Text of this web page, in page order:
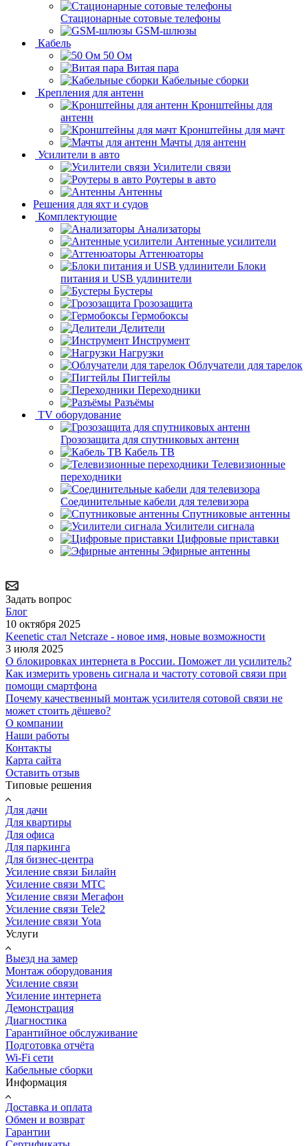
Стационарные сотовые телефоны
GSM-шлюзы
Кабель
50 Ом
Витая пара
Кабельные сборки
Крепления для антенн
Кронштейны для
антенн
Кронштейны для мачт
Мачты для антенн
Усилители в авто
Усилители связи
Роутеры в авто
Антенны
Решения для яхт и судов
Комплектующие
Анализаторы
Антенные усилители
Аттенюаторы
Блоки
питания и USB удлинители
Бустеры
Грозозащита
Гермобоксы
Делители
Инструмент
Нагрузки
Облучатели для тарелок
Пигтейлы
Переходники
Разъёмы
TV оборудование
Грозозащита для спутниковых антенн
Кабель ТВ
Телевизионные
переходники
Соединительные кабели для телевизора
Спутниковые антенны
Усилители сигнала
Цифровые приставки
Эфирные антенны
Задать вопрос
Блог
10 октября 2025
Keenetic стал Netcraze - новое имя, новые возможности
3 июля 2025
О блокировках интернета в России. Поможет ли усилитель?
Как измерить уровень сигнала и частоту сотовой связи при
помощи смартфона
Почему качественный монтаж усилителя сотовой связи не
может стоить дёшево?
О компании
Наши работы
Контакты
Карта сайта
Оставить отзыв
Типовые решения
Для дачи
Для квартиры
Для офиса
Для паркинга
Для бизнес-центра
Усиление связи Билайн
Усиление связи МТС
Усиление связи Мегафон
Усиление связи Tele2
Усиление связи Yota
Услуги
Выезд на замер
Монтаж оборудования
Усиление связи
Усиление интернета
Демонстрация
Диагностика
Гарантийное обслуживание
Подготовка отчёта
Wi-Fi сети
Кабельные сборки
Информация
Доставка и оплата
Обмен и возврат
Гарантии